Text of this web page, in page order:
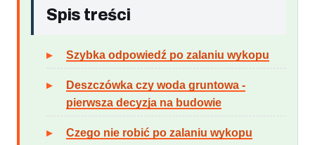
Spis treści
Szybka odpowiedź po zalaniu wykopu
Deszczówka czy woda gruntowa -
pierwsza decyzja na budowie
Czego nie robić po zalaniu wykopu